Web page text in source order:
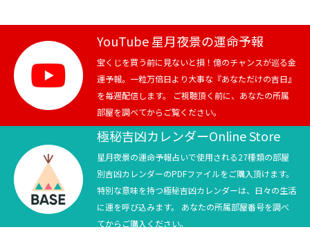
テニス
スポーツ
競馬
テニス四大大会・五輪
テニス四大大会・五輪
YouTube 星月夜景の運命予報
宝くじを買う前に見ないと損！億のチャンスが巡る金
運予報。一粒万倍日より大事な『あなただけの吉日』
を毎週配信します。 ご視聴頂く前に、あなたの所属
部屋を調べてからご覧ください。
極秘吉凶カレンダーOnline Store
星月夜景の運命予報占いで使用される27種類の部屋
別吉凶カレンダーのPDFファイルをご購入頂けます。
特別な意味を持つ極秘吉凶カレンダーは、日々の生活
に運を呼び込みます。 あなたの所属部屋番号を調べ
てからご購入ください。